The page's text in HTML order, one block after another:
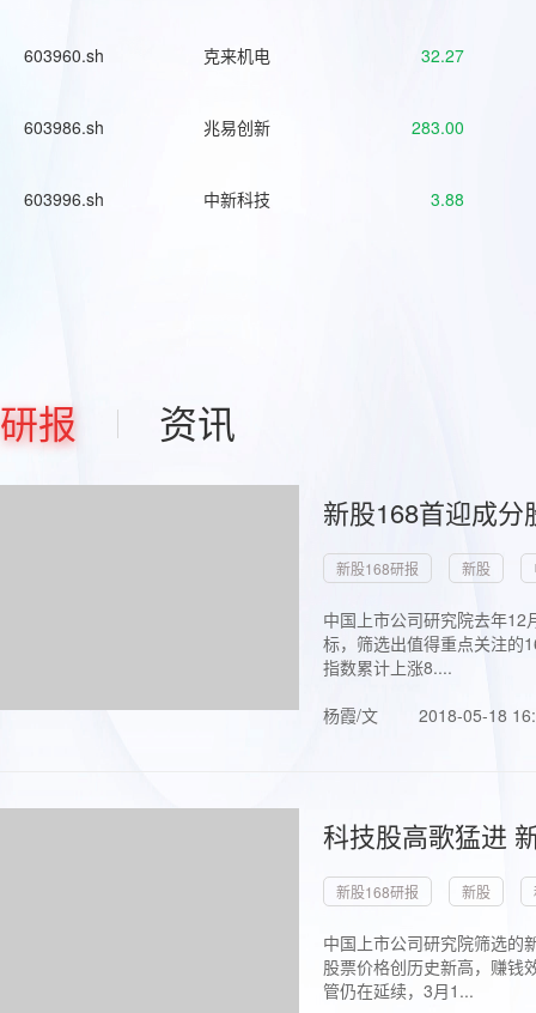
603960.sh 克来机电 32.27
603986.sh 兆易创新 283.00
603996.sh 中新科技 3.88
研报 资讯
新股168首迎成
新股168研报 新股
中国上市公司研究院去年
标，筛选出值得重点关注的
指数累计上涨8....
杨霞/文
2018-05-18
科技股高歌猛进
新股168研报 新股
中国上市公司研究院筛选的
股票价格创历史新高，赚钱
管仍在延续，3月1...